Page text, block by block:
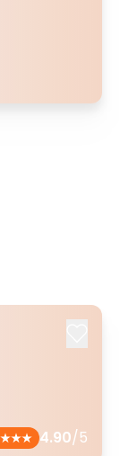
4.90/5